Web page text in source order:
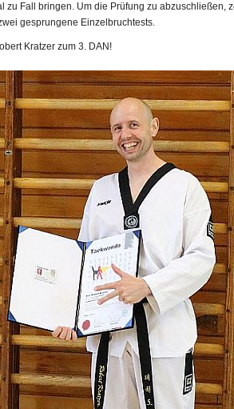
zu Fall bringen. Um die Prüfung zu abzuschließen,
gesprungene Einzelbruchtests.
Kratzer zum 3. DAN!